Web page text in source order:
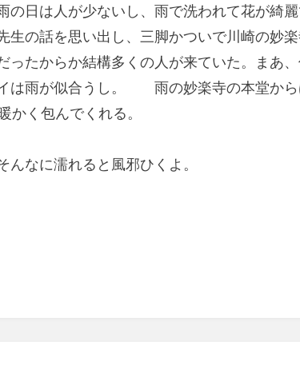
の日は人が少ないし、雨で洗われて花が綺
生の話を思い出し、三脚かついで川崎の妙
ったからか結構多くの人が来ていた。まあ
は雨が似合うし。 雨の妙楽寺の本堂から
が心を暖かく包んでく
んなに濡れると風邪ひくよ。